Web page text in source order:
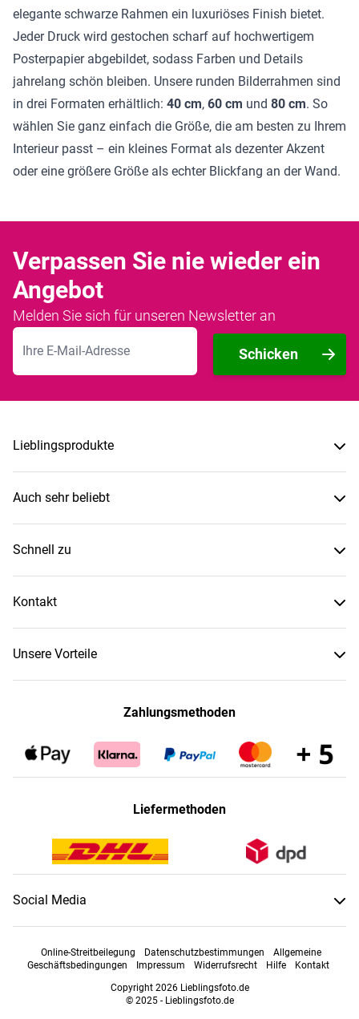
elegante schwarze Rahmen ein luxuriöses Finish bietet.
Jeder Druck wird gestochen scharf auf hochwertigem
Posterpapier abgebildet, sodass Farben und Details
jahrelang schön bleiben. Unsere runden Bilderrahmen sind
in drei Formaten erhältlich: 40 cm, 60 cm und 80 cm. So
wählen Sie ganz einfach die Größe, die am besten zu Ihrem
Interieur passt – ein kleines Format als dezenter Akzent
oder eine größere Größe als echter Blickfang an der Wand.
Verpassen Sie nie wieder ein
Angebot
Melden Sie sich für unseren Newsletter an
E-Mailadresse
Schicken
Lieblingsprodukte
Auch sehr beliebt
Schnell zu
Kontakt
Unsere Vorteile
Zahlungsmethoden
Liefermethoden
Social Media
Online-Streitbeilegung Datenschutzbestimmungen
Allgemeine
Geschäftsbedingungen
Impressum Widerrufsrecht Hilfe
Kontakt
Copyright 2026 Lieblingsfoto.de
© 2025 - Lieblingsfoto.de